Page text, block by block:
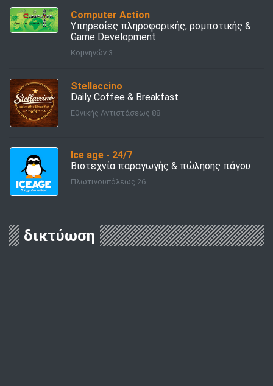
Computer Action
Υπηρεσίες πληροφορικής, ρομποτικής &
Game Development
Κομνηνών 3
Stellaccino
Daily Coffee & Breakfast
Εθνικής Αντιστάσεως 88
Ice age - 24/7
Βιοτεχνία παραγωγής & πώλησης πάγου
Πλωτινουπόλεως 26
δικτύωση